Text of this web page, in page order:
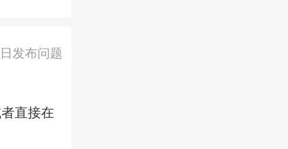
发布问题
直接在